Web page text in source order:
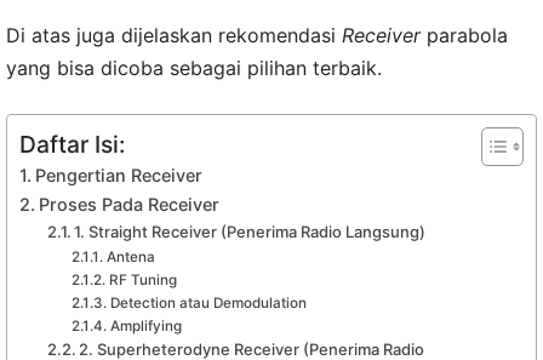
Di atas juga dijelaskan rekomendasi Receiverparabola
yang bisa dicoba sebagai pilihan terbaik.
Daftar Isi:
Pengertian Receiver
Proses Pada Receiver
1. Straight Receiver (Penerima Radio Langsung)
Antena
RF Tuning
Detection atau Demodulation
Amplifying
2. Superheterodyne Receiver (Penerima Radio